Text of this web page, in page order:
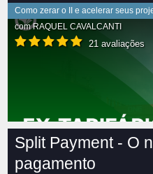
Como zerar o II e acelerar seus
comRAQUEL CAVALCANTI
21 avaliações
Split Payment - O
pagamento